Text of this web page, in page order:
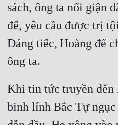
sách, ông ta nổi giận
đế, yêu cầu được trị
Đáng tiếc, Hoàng đế
Khi tin tức truyền đến
binh lính Bắc Tự